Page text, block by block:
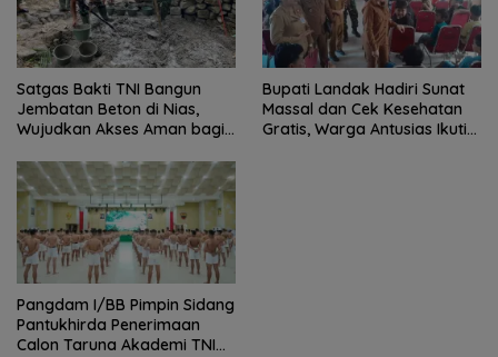
Satgas Bakti TNI Bangun
Jembatan Beton di Nias,
Wujudkan Akses Aman bagi
Bupati Landak Hadiri Sunat
Massal dan Cek Kesehatan
Gratis, Warga Antusias Ikuti
Pangdam I/BB Pimpin Sidang
Pantukhirda Penerimaan
Calon Taruna Akademi TNI